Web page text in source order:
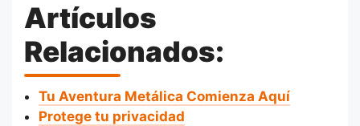
Artículos
Relacionados:
Tu Aventura Metálica Comienza Aquí
Protege tu privacidad